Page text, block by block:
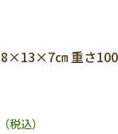
㎝ 重さ
（税込）